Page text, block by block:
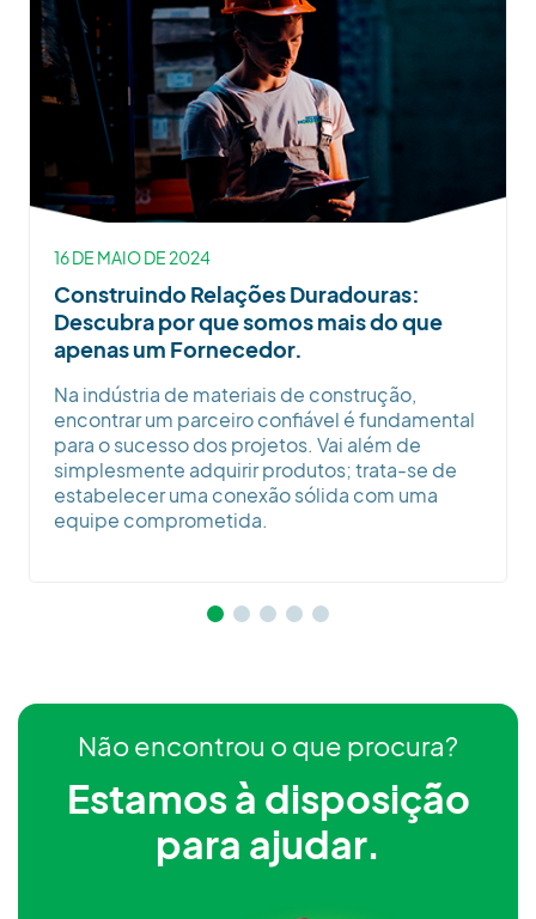
16 DE MAIO DE 2024
Construindo Relações Duradouras:
Descubra por que somos mais do que
apenas um Fornecedor.
Na indústria de materiais de construção,
encontrar um parceiro confiável é fundamental
para o sucesso dos projetos. Vai além de
simplesmente adquirir produtos; trata-se de
estabelecer uma conexão sólida com uma
equipe comprometida.
Não encontrou o que procura?
Estamos à disposição
para ajudar.